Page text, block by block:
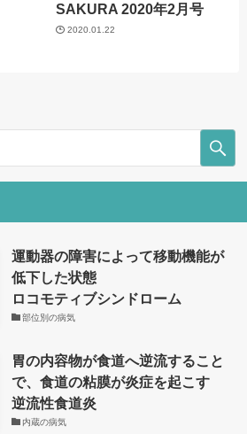
SAKURA 2020年2月号
2020.01.22
運動器の障害によって移動機能が
低下した状態
ロコモティブシンドローム
部位別の病気
胃の内容物が食道へ逆流すること
で、食道の粘膜が炎症を起こす
逆流性食道炎
内蔵の病気